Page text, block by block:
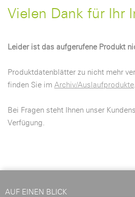
Vielen Dank für Ihr
Leider ist das aufgerufene Produkt
Produktdatenblätter zu nicht mehr
finden Sie im Archiv/Auslaufprodukte.
Bei Fragen steht Ihnen unser
Verfügung.
AUF EINEN BLICK